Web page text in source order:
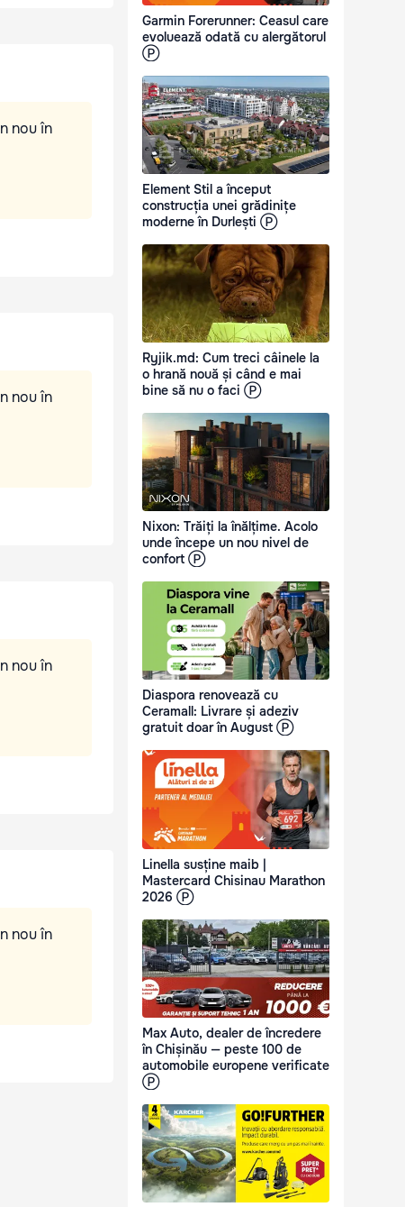
nou în
nou în
nou în
nou în
Garmin Forerunner: Ceasul care
evoluează odată cu alergătorul
Ⓟ
Element Stil a început
construcția unei grădinițe
moderne în Durlești Ⓟ
Ryjik.md: Cum treci câinele la
o hrană nouă și când e mai
bine să nu o faci Ⓟ
Nixon: Trăiți la înălțime. Acolo
unde începe un nou nivel de
confort Ⓟ
Diaspora renovează cu
Ceramall: Livrare și adeziv
gratuit doar în August Ⓟ
Linella susține maib |
Mastercard Chisinau Marathon
2026 Ⓟ
Max Auto, dealer de încredere
în Chișinău — peste 100 de
automobile europene verificate
Ⓟ